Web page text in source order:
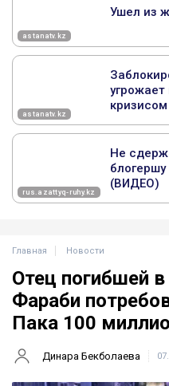
Главная Новости
Отец погибшей
Фараби
Пака 100
Динара Бекболаева